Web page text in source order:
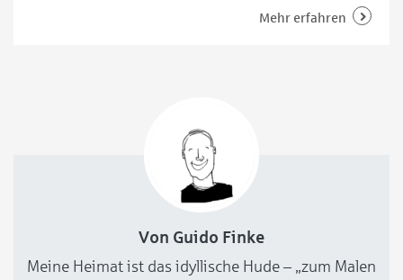
sondern ganze Ökosysteme. Handlungen, die keine
Mehr erfahren
Von Guido Finke
Meine Heimat ist das idyllische Hude – „zum Malen